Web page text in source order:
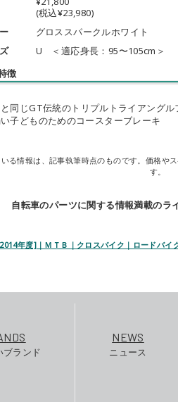
(税込¥23,980)
グロススパークルホワイト
U ＜適応身長：95〜105cm＞
徴
同じGT伝統のトリプルトライアングル
子どものためのコースターブレーキ
る情報は、記事執筆時点のものです。価格や
す。
自転車のパーツに関する情報満載のラ
年度]｜ＭＴＢ｜クロスバイク｜ロードバイ
ブランド
NEWS
ニュース